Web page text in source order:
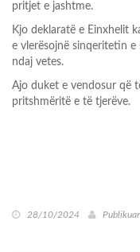
pritjet e jashtme.
Kjo deklaratë e Einxhelit
e vlerësojnë sinqeritetin
ndaj vetes.
Ajo duket e vendosur që
pritshmëritë e të tjerëve.
28/10/2024